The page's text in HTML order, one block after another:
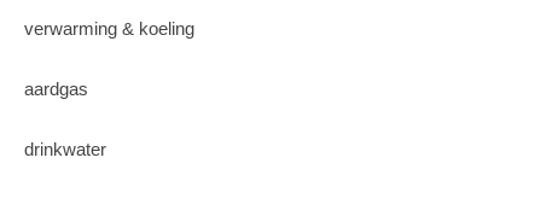
verwarming & koeling
aardgas
drinkwater